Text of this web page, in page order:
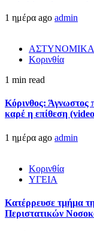
1 ημέρα ago admin
ΑΣΤΥΝΟΜΙΚΑ
Κορινθία
1 min read
Κόρινθος: Άγνωστος
καρέ η επίθεση
1 ημέρα ago admin
Κορινθία
ΥΓΕΙΑ
Kατέρρευσε τμήμα
Περιστατικών